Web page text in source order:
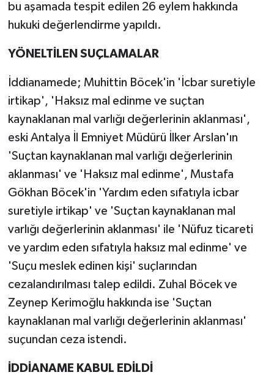
bu aşamada tespit edilen 26 eylem hakkında
hukuki değerlendirme yapıldı.
YÖNELTİLEN SUÇLAMALAR
İddianamede; Muhittin Böcek'in 'İcbar suretiyle
irtikap', 'Haksız mal edinme ve suçtan
kaynaklanan mal varlığı değerlerinin aklanması',
eski Antalya İl Emniyet Müdürü İlker Arslan'ın
'Suçtan kaynaklanan mal varlığı değerlerinin
aklanması' ve 'Haksız mal edinme', Mustafa
Gökhan Böcek'in 'Yardım eden sıfatıyla icbar
suretiyle irtikap' ve 'Suçtan kaynaklanan mal
varlığı değerlerinin aklanması' ile 'Nüfuz ticareti
ve yardım eden sıfatıyla haksız mal edinme' ve
'Suçu meslek edinen kişi' suçlarından
cezalandırılması talep edildi. Zuhal Böcek ve
Zeynep Kerimoğlu hakkında ise 'Suçtan
kaynaklanan mal varlığı değerlerinin aklanması'
suçundan ceza istendi.
İDDİANAME KABUL EDİLDİ